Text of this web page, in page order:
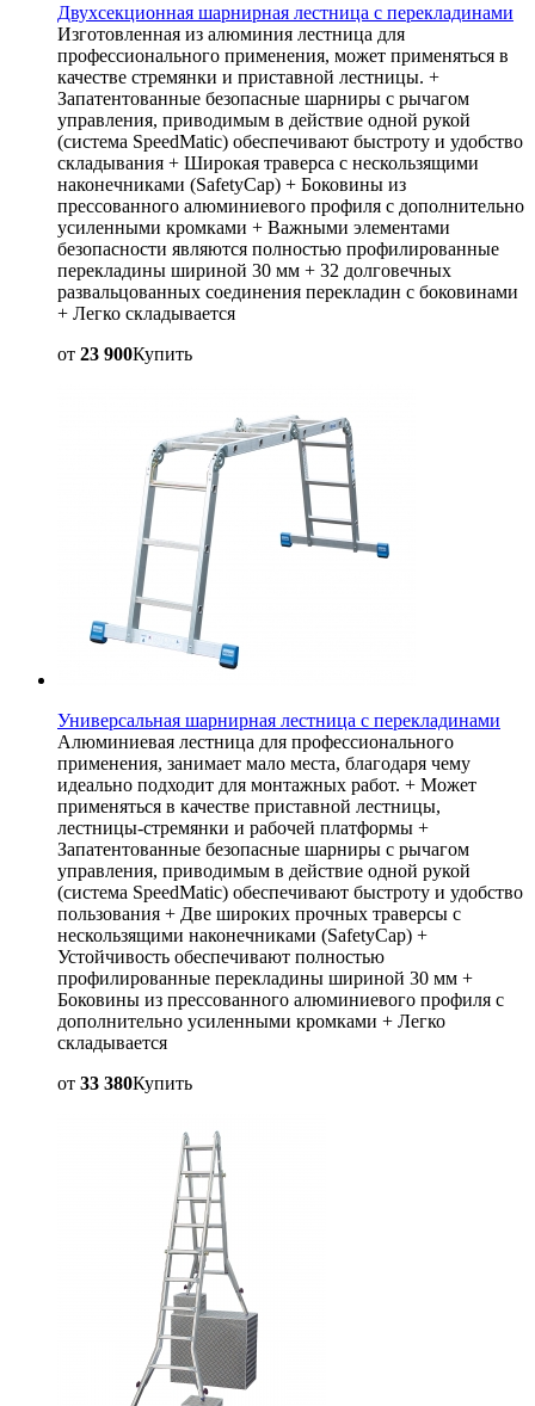
Двухсекционная шарнирная лестница с перекладинами
Изготовленная из алюминия лестница для
профессионального применения, может применяться в
качестве стремянки и приставной лестницы. +
Запатентованные безопасные шарниры с рычагом
управления, приводимым в действие одной рукой
(система SpeedMatic) обеспечивают быстроту и удобство
складывания + Широкая траверса с нескользящими
наконечниками (SafetyCap) + Боковины из
прессованного алюминиевого профиля с дополнительно
усиленными кромками + Важными элементами
безопасности являются полностью профилированные
перекладины шириной 30 мм + 32 долговечных
развальцованных соединения перекладин с боковинами
+ Легко складывается
от 23 900Купить
Универсальная шарнирная лестница с перекладинами
Алюминиевая лестница для профессионального
применения, занимает мало места, благодаря чему
идеально подходит для монтажных работ. + Может
применяться в качестве приставной лестницы,
лестницы-стремянки и рабочей платформы +
Запатентованные безопасные шарниры с рычагом
управления, приводимым в действие одной рукой
(система SpeedMatic) обеспечивают быстроту и удобство
пользования + Две широких прочных траверсы с
нескользящими наконечниками (SafetyCap) +
Устойчивость обеспечивают полностью
профилированные перекладины шириной 30 мм +
Боковины из прессованного алюминиевого профиля с
дополнительно усиленными кромками + Легко
складывается
от 33 380Купить